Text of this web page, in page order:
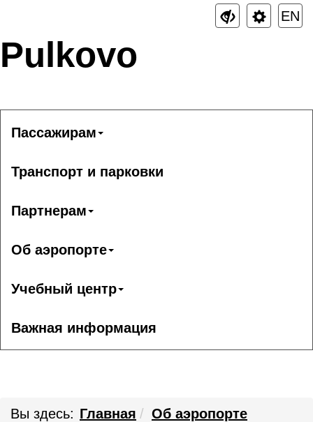
EN
Pulkovo
Пассажирам
Транспорт и парковки
Партнерам
Об аэропорте
Учебный центр
Важная информация
Вы здесь: Главная
Об аэропорте